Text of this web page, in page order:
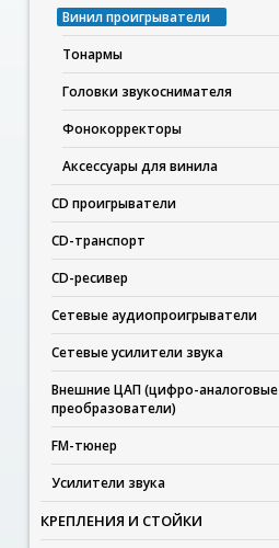
Винил проигрыватели
Тонармы
Головки звукоснимателя
Фонокорректоры
Аксессуары для винила
CD проигрыватели
CD-транспорт
CD-ресивер
Сетевые аудиопроигрыватели
Сетевые усилители звука
Внешние ЦАП (цифро-аналоговые
преобразователи)
FM-тюнер
Усилители звука
КРЕПЛЕНИЯ И СТОЙКИ